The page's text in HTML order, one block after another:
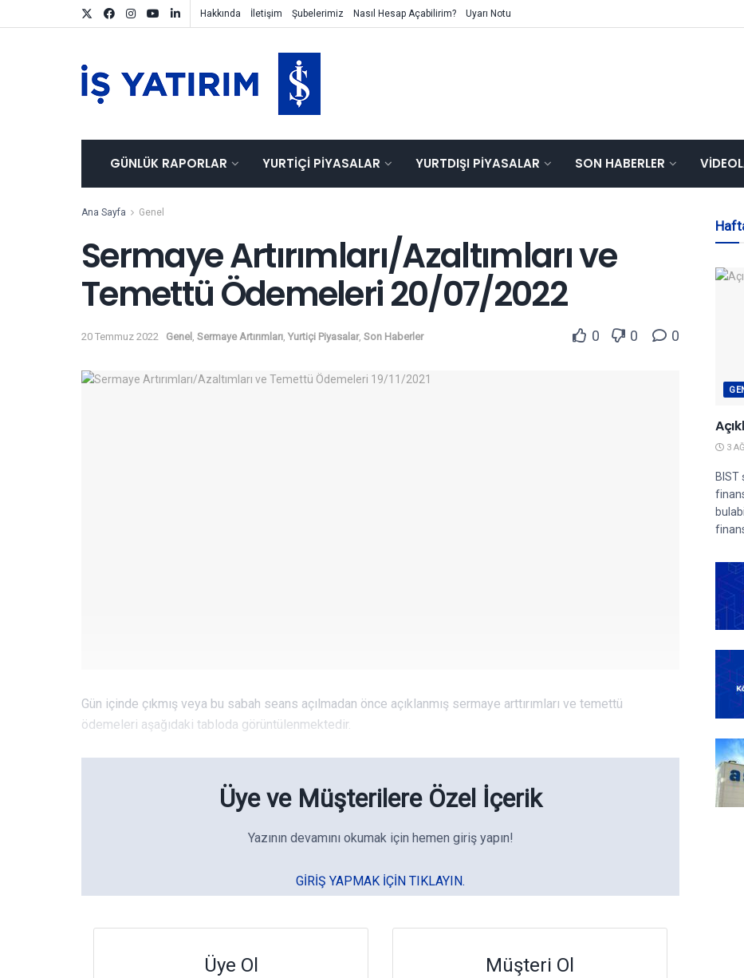
Hakkında İletişim Şubelerimiz Nasıl Hesap Açabilirim? Uyarı Notu
GÜNLÜK RAPORLAR YURTIÇI PIYASALAR YURTDIŞI PIYASALAR SON HABERLER
Ana Sayfa Genel
Sermaye Artırımları/Azaltımları ve
Temettü Ödemeleri 20/07/2022
20 Temmuz 2022 Genel Sermaye Artırımları Yurtiçi Piyasalar, Son Haberler 0 0 0
Gün içinde çıkmış veya bu sabah seans açılmadan önce açıklanmış sermaye arttırımları ve temettü
ödemeleri aşağıdaki tabloda görüntülenmektedir.
Üye ve Müşterilere Özel İçerik
Yazının devamını okumak için hemen giriş yapın!
GIRIŞ YAPMAK IÇIN TIKLAYIN.
Üye Ol Müşteri Ol
3
BIST